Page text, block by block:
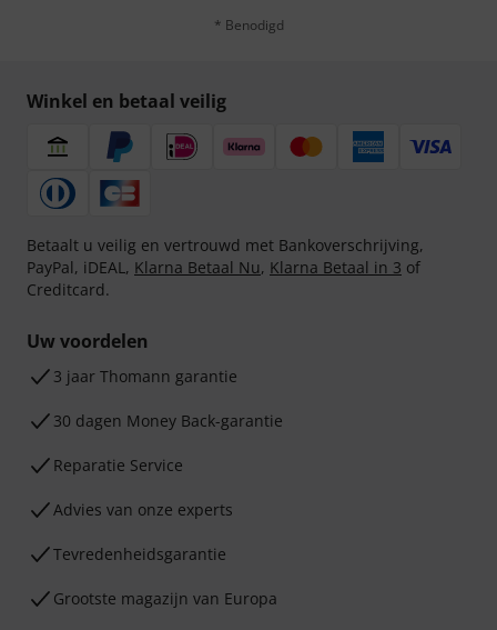
* Benodigd
Winkel en betaal veilig
Betaalt u veilig en vertrouwd met Bankoverschrijving,
PayPal, iDEAL, Klarna Betaal Nu, Klarna Betaal in 3 of
Creditcard.
Uw voordelen
3 jaar Thomann garantie
30 dagen Money Back-garantie
Reparatie Service
Advies van onze experts
Tevredenheidsgarantie
Grootste magazijn van Europa